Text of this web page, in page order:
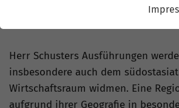
auf Exportmärkte, Lieferketten und
Herr Schusters Ausführungen
insbesondere auch dem
Wirtschaftsraum widmen. Eine
aufgrund ihrer Geografie in